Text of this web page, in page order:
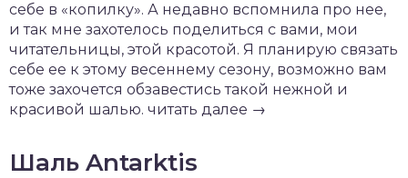
себе в «копилку». А недавно вспомнила про нее,
и так мне захотелось поделиться с вами, мои
читательницы, этой красотой. Я планирую связать
себе ее к этому весеннему сезону, возможно вам
тоже захочется обзавестись такой нежной и
красивой шалью. читать далее →
Шаль Antarktis